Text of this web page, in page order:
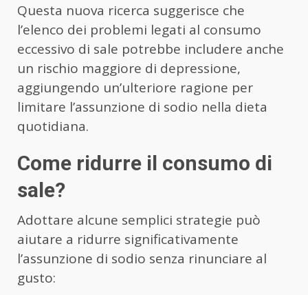
Questa nuova ricerca suggerisce che
l’elenco dei problemi legati al consumo
eccessivo di sale potrebbe includere anche
un rischio maggiore di depressione,
aggiungendo un’ulteriore ragione per
limitare l’assunzione di sodio nella dieta
quotidiana.
Come ridurre il consumo di
sale?
Adottare alcune semplici strategie può
aiutare a ridurre significativamente
l’assunzione di sodio senza rinunciare al
gusto: